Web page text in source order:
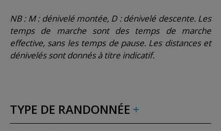
NB : M : dénivelé montée, D : dénivelé descente. Les
temps de marche sont des temps de marche
effective, sans les temps de pause. Les distances et
dénivelés sont donnés à titre indicatif.
TYPE DE RANDONNÉE